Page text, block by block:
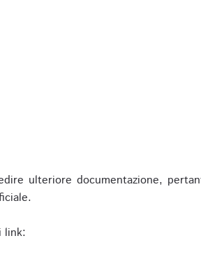
ulteriore documentazione,
link: